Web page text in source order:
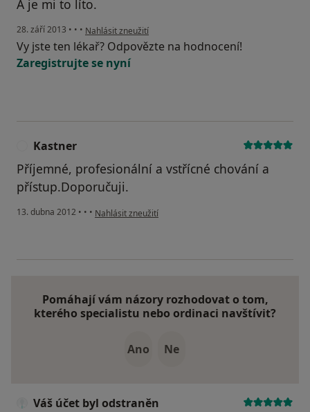
A je mi to líto.
28. září 2013 • • • podle názoru uživatele Váš účet byl odstraněn
Nahlásit zneužití
Vy jste ten lékař? Odpovězte na hodnocení!
Zaregistrujte se nyní
Kastner
Příjemné, profesionální a vstřícné chování a
přístup.Doporučuji.
13. dubna 2012 • • • podle názoru uživatele Kastner
Nahlásit zneužití
Pomáhají vám názory rozhodovat o tom,
kterého specialistu nebo ordinaci navštívit?
Ano Ne
Váš účet byl odstraněn